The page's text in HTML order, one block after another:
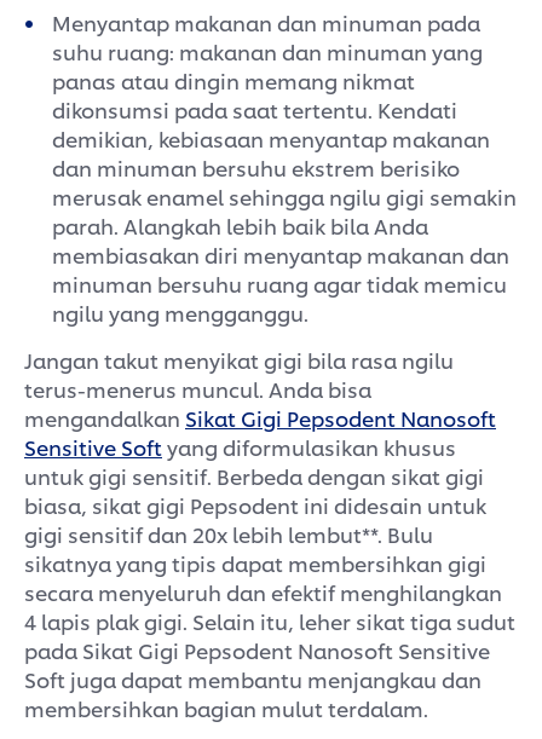
Menyantap makanan dan minuman pada
suhu ruang: makanan dan minuman yang
panas atau dingin memang nikmat
dikonsumsi pada saat tertentu. Kendati
demikian, kebiasaan menyantap makanan
dan minuman bersuhu ekstrem berisiko
merusak enamel sehingga ngilu gigi semakin
parah. Alangkah lebih baik bila Anda
membiasakan diri menyantap makanan dan
minuman bersuhu ruang agar tidak memicu
ngilu yang mengganggu.
Jangan takut menyikat gigi bila rasa ngilu
terus-menerus muncul. Anda bisa
mengandalkan Sikat Gigi Pepsodent Nanosoft
Sensitive Softyang diformulasikan khusus
untuk gigi sensitif. Berbeda dengan sikat gigi
biasa, sikat gigi Pepsodent ini didesain untuk
gigi sensitif dan 20x lebih lembut**. Bulu
sikatnya yang tipis dapat membersihkan gigi
secara menyeluruh dan efektif menghilangkan
4 lapis plak gigi. Selain itu, leher sikat tiga sudut
pada Sikat Gigi Pepsodent Nanosoft Sensitive
Soft juga dapat membantu menjangkau dan
membersihkan bagian mulut terdalam.